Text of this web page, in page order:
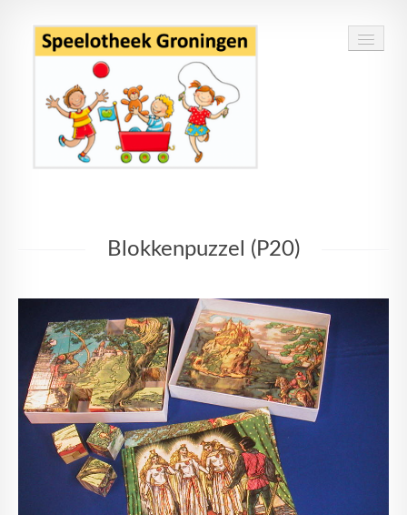
Openingstijden
Routebeschrijving
Contact
Blokkenpuzzel (P20)